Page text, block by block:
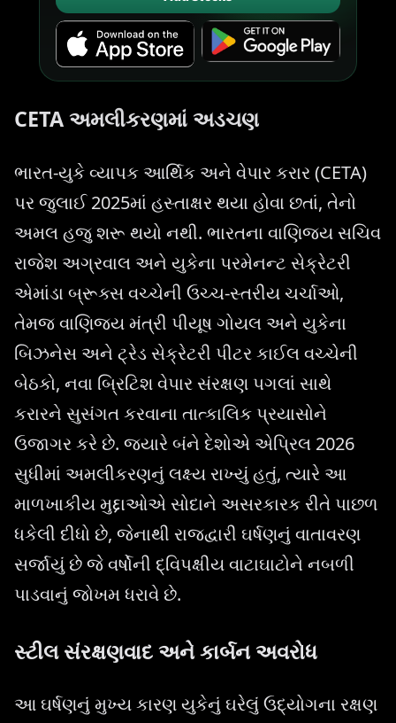
CETA અમલીકરણમાં અડચણ
ભારત-યુકે વ્યાપક આર્થિક અને વેપાર કરાર (CETA)
પર જુલાઈ 2025માં હસ્તાક્ષર થયા હોવા છતાં, તેનો
અમલ હજુ શરૂ થયો નથી. ભારતના વાણિજ્ય સચિવ
રાજેશ અગ્રવાલ અને યુકેના પરમેનન્ટ સેક્રેટરી
એમાંડા બ્રૂક્સ વચ્ચેની ઉચ્ચ-સ્તરીય ચર્ચાઓ,
તેમજ વાણિજ્ય મંત્રી પીયૂષ ગોયલ અને યુકેના
બિઝનેસ અને ટ્રેડ સેક્રેટરી પીટર કાઈલ વચ્ચેની
બેઠકો, નવા બ્રિટિશ વેપાર સંરક્ષણ પગલાં સાથે
કરારને સુસંગત કરવાના તાત્કાલિક પ્રયાસોને
ઉજાગર કરે છે. જ્યારે બંને દેશોએ એપ્રિલ 2026
સુધીમાં અમલીકરણનું લક્ષ્ય રાખ્યું હતું, ત્યારે આ
માળખાકીય મુદ્દાઓએ સોદાને અસરકારક રીતે પાછળ
ધકેલી દીધો છે, જેનાથી રાજદ્વારી ઘર્ષણનું વાતાવરણ
સર્જાયું છે જે વર્ષોની દ્વિપક્ષીય વાટાઘાટોને નબળી
પાડવાનું જોખમ ધરાવે છે.
સ્ટીલ સંરક્ષણવાદ અને કાર્બન અવરોધ
આ ઘર્ષણનું મુખ્ય કારણ યુકેનું ઘરેલું ઉદ્યોગના રક્ષણ